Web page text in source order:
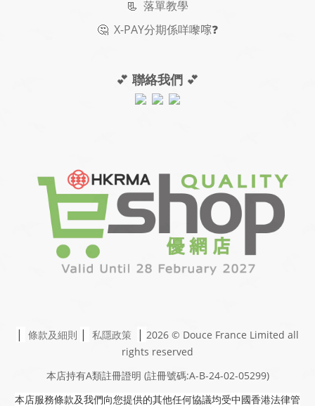
📃 落單教學
🤔 X-PAY分期係咩嚟𠺢❓
💕 聯絡我們 💕
| 條款及細則 | 私隱政策 | 2026 © Douce France Limited all
rights reserved
本店持有A類註冊證明 (註冊號碼:A-B-24-02-05299)
本店服務條款及我們向您提供的其他任何協議均受中國香港法律管